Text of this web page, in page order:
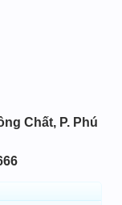
Chất, P. Phú